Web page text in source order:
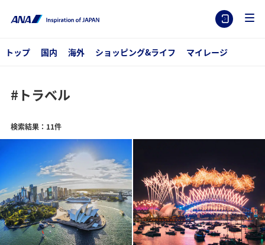
トップ 国内 海外 ショッピング&ライフ マイレージ
#トラベル
検索結果：11件